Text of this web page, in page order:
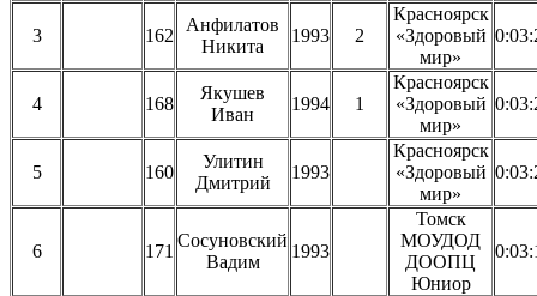
3 162
Анфилатов
Никита
1993 2
Красноярск
«Здоровый
мир»
4 168
Якушев
Иван
1994 1
Красноярск
«Здоровый
мир»
5 160
Улитин
Дмитрий
1993
Красноярск
«Здоровый
мир»
6 171
Сосуновский
Вадим
1993
Томск
МОУДОД
ДООПЦ
Юниор